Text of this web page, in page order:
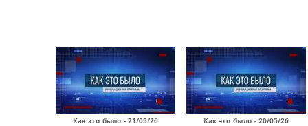
Как это было - 21/05/26 Как это было - 20/05/26